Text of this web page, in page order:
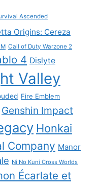
Ascended
Origins: Cereza
Call of Duty Warzone 2
4 Dislyte
Valley
Fire Emblem
Genshin Impact
Honkai
Company Manor
Ni No Kuni Cross Worlds
Écarlate et